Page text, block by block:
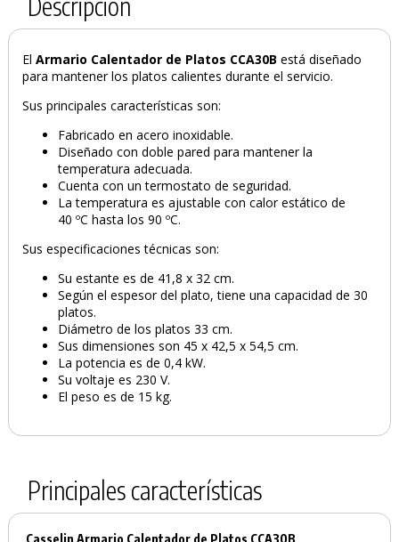
El Armario Calentador de Platos CCA30Bestá diseñado
para mantener los platos calientes durante el servicio.
Sus principales características son:
Fabricado en acero inoxidable.
Diseñado con doble pared para mantener la
temperatura adecuada.
Cuenta con un termostato de seguridad.
La temperatura es ajustable con calor estático de
40 ºC hasta los 90 ºC.
Sus especificaciones técnicas son:
Su estante es de 41,8 x 32 cm.
Según el espesor del plato, tiene una capacidad de 30
platos.
Diámetro de los platos 33 cm.
Sus dimensiones son 45 x 42,5 x 54,5 cm.
La potencia es de 0,4 kW.
Su voltaje es 230 V.
El peso es de 15 kg.
Principales características